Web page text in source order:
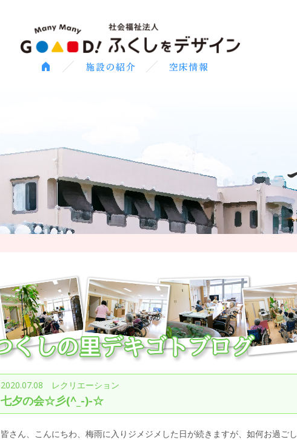
2020.07.08 レクリエーション
七夕の会☆彡(^_-)-☆
皆さん、こんにちわ、梅雨に入りジメジメした日が続きますが、如何お過ごし